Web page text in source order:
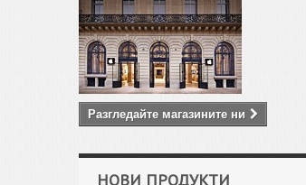
Разгледайте магазините ни
НОВИ ПРОДУКТИ